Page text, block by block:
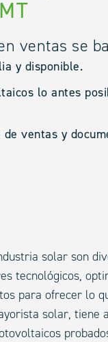
ventas se
y disponible.
lo antes
ventas y
solar son
tecnológicos,
para ofrecer lo
solar, tiene